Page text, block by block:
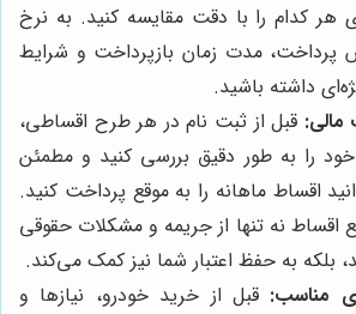
هر کدام را با دقت مقایسه کنید. به نرخ
پرداخت، مدت زمان بازپرداخت و شرایط
داشته باشید.
قبل از ثبت نام در هر طرح اقساطی،
را به طور دقیق بررسی کنید و مطمئن
اقساط ماهانه را به موقع پرداخت کنید.
اقساط نه تنها از جریمه و مشکلات حقوقی
بلکه به حفظ اعتبار شما نیز کمک می‌کند.
مناسب: قبل از خرید خودرو، نیازها و